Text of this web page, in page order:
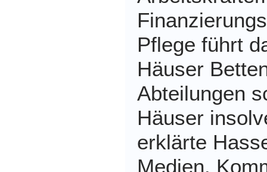
Pflege führt
Häuser
Abteilungen
Häuser
erklärte
Medien.